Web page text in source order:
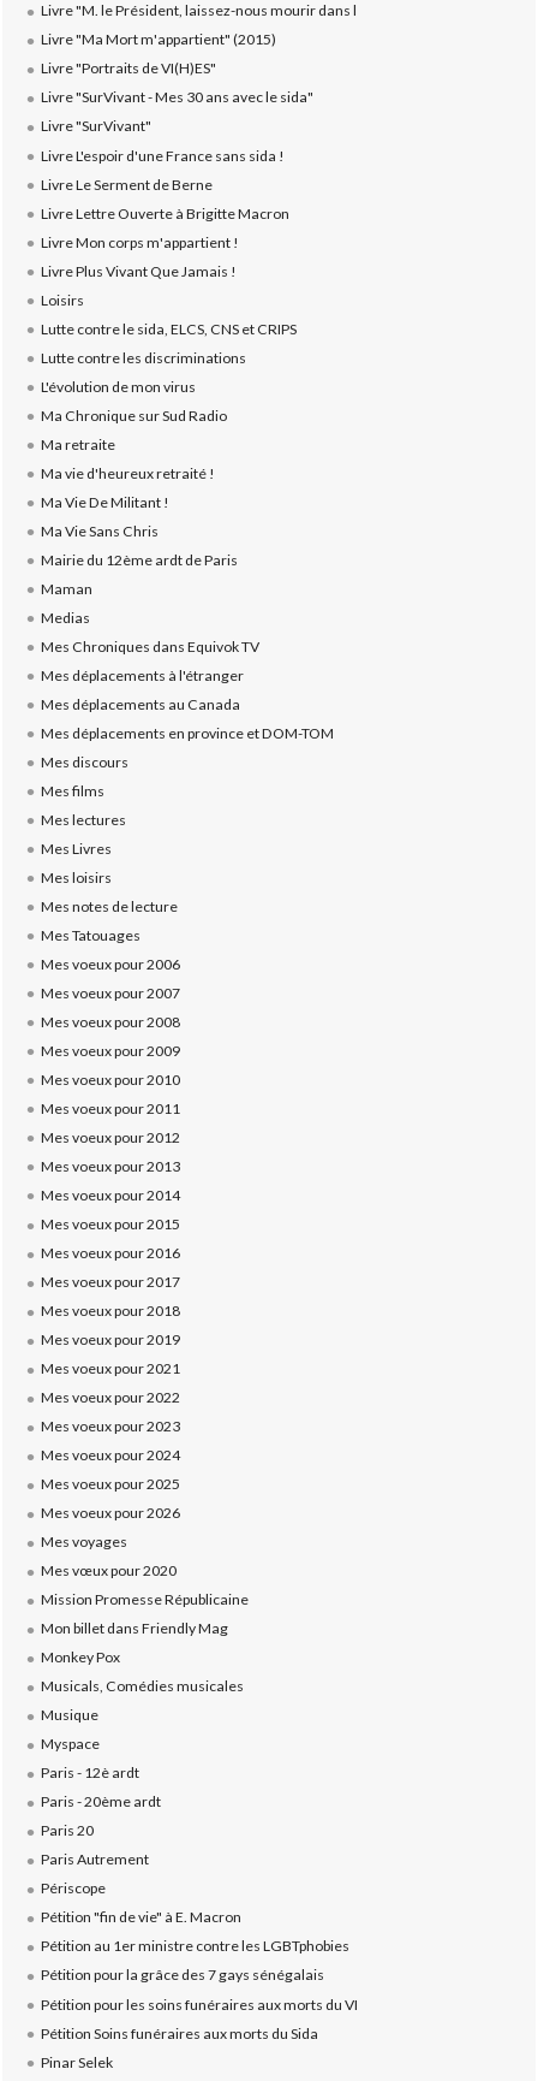
Livre "M. le Président, laissez-nous mourir dans l
Livre "Ma Mort m'appartient" (2015)
Livre "Portraits de VI(H)ES"
Livre "SurVivant - Mes 30 ans avec le sida"
Livre "SurVivant"
Livre L'espoir d'une France sans sida !
Livre Le Serment de Berne
Livre Lettre Ouverte à Brigitte Macron
Livre Mon corps m'appartient !
Livre Plus Vivant Que Jamais !
Loisirs
Lutte contre le sida, ELCS, CNS et CRIPS
Lutte contre les discriminations
L'évolution de mon virus
Ma Chronique sur Sud Radio
Ma retraite
Ma vie d'heureux retraité !
Ma Vie De Militant !
Ma Vie Sans Chris
Mairie du 12ème ardt de Paris
Maman
Medias
Mes Chroniques dans Equivok TV
Mes déplacements à l'étranger
Mes déplacements au Canada
Mes déplacements en province et DOM-TOM
Mes discours
Mes films
Mes lectures
Mes Livres
Mes loisirs
Mes notes de lecture
Mes Tatouages
Mes voeux pour 2006
Mes voeux pour 2007
Mes voeux pour 2008
Mes voeux pour 2009
Mes voeux pour 2010
Mes voeux pour 2011
Mes voeux pour 2012
Mes voeux pour 2013
Mes voeux pour 2014
Mes voeux pour 2015
Mes voeux pour 2016
Mes voeux pour 2017
Mes voeux pour 2018
Mes voeux pour 2019
Mes voeux pour 2021
Mes voeux pour 2022
Mes voeux pour 2023
Mes voeux pour 2024
Mes voeux pour 2025
Mes voeux pour 2026
Mes voyages
Mes vœux pour 2020
Mission Promesse Républicaine
Mon billet dans Friendly Mag
Monkey Pox
Musicals, Comédies musicales
Musique
Myspace
Paris - 12è ardt
Paris - 20ème ardt
Paris 20
Paris Autrement
Périscope
Pétition "fin de vie" à E. Macron
Pétition au 1er ministre contre les LGBTphobies
Pétition pour la grâce des 7 gays sénégalais
Pétition pour les soins funéraires aux morts du VI
Pétition Soins funéraires aux morts du Sida
Pinar Selek